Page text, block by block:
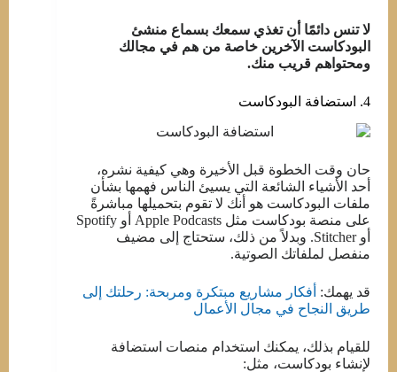
لا تنس دائمًا أن تغذي سمعك بسماع منشئ
البودكاست الآخرين خاصة من هم في مجالك
ومحتواهم قريب منك.
4. استضافة البودكاست
حان وقت الخطوة قبل الأخيرة وهي كيفية نشره،
أحد الأشياء الشائعة التي يسيئ الناس فهمها بشأن
ملفات البودكاست هو أنك لا تقوم بتحميلها مباشرةً
على منصة بودكاست مثل Apple Podcasts أو Spotify
أو Stitcher. وبدلاً من ذلك، ستحتاج إلى مضيف
منفصل لملفاتك الصوتية.
قد يهمك: أفكار مشاريع مبتكرة ومربحة: رحلتك إلى
طريق النجاح في مجال الأعمال
للقيام بذلك، يمكنك استخدام منصات استضافة
لإنشاء بودكاست، مثل: